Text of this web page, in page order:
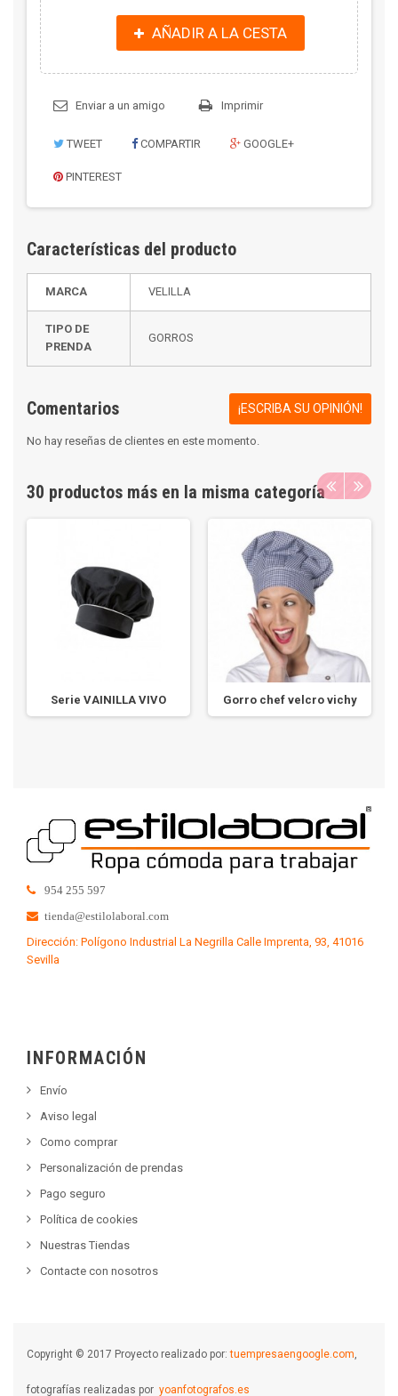
AÑADIR A LA CESTA
Enviar a un amigo Imprimir
TWEET COMPARTIR GOOGLE+
PINTEREST
Características del producto
MARCA VELILLA
TIPO DE
PRENDA
GORROS
Comentarios ¡ESCRIBA SU OPINIÓN!
No hay reseñas de clientes en este momento.
30 productos más en la misma categoría
Serie VAINILLA VIVO Gorro chef velcro vichy
954 255 597
tienda@estilolaboral.com
Dirección: Polígono Industrial La Negrilla Calle Imprenta, 93, 41016
Sevilla
INFORMACIÓN
Envío
Aviso legal
Como comprar
Personalización de prendas
Pago seguro
Política de cookies
Nuestras Tiendas
Contacte con nosotros
Copyright © 2017 Proyecto realizado por:tuempresaengoogle.com,
fotografías realizadas por yoanfotografos.es